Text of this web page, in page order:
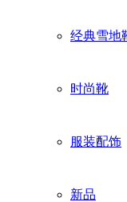
经典雪地
时尚靴
服装配饰
新品